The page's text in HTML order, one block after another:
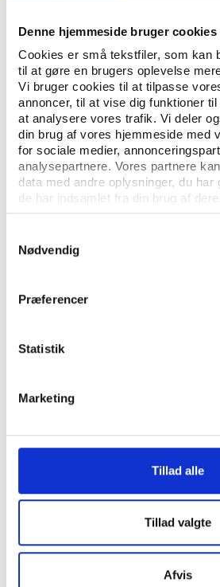
Denne hjemmeside bruger cookies
Cookies er små tekstfiler, som kan
til at gøre en brugers oplevelse
Vi bruger cookies til at tilpasse
annoncer, til at vise dig funktioner
at analysere vores trafik. Vi deler
din brug af vores hjemmeside med
for sociale medier,
analysepartnere. Vores partnere
data med andre oplysninger, du har
de har indsamlet fra din brug af
Nødvendig
Præferencer
Statistik
Marketing
Tillad alle
Tillad valgte
Afvis
ANTAL SIDER: 56
Notatet er en del af
Idrætsfaciliteter – organisering,
udarbejdet af Center for Idræt,
Civilsamfund (CISC), Syddansk
samarbejde med Idrættens
dette notat afrapporteres
over de 23 kommunenotater er
ét notat, som samler resultaterne
Vester Allé 8B, 3. sal, 8000 Aarhus C